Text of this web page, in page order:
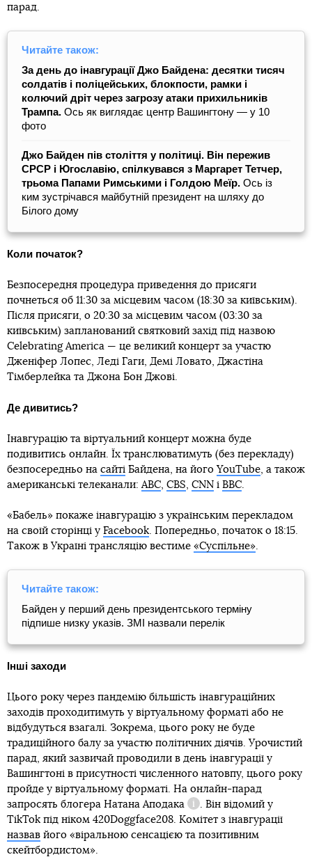
парад.
Читайте також:
За день до інавгурації Джо Байдена: десятки тисяч
солдатів і поліцейських, блокпости, рамки і
колючий дріт через загрозу атаки прихильників
Трампа. Ось як виглядає центр Вашингтону — у 10
фото
Джо Байден пів століття у політиці. Він пережив
СРСР і Югославію, спілкувався з Маргарет Тетчер,
трьома Папами Римськими і Голдою Меїр. Ось із
ким зустрічався майбутній президент на шляху до
Білого дому
Коли початок?
Безпосередня процедура приведення до присяги
почнеться об 11:30 за місцевим часом (18:30 за київським).
Після присяги, о 20:30 за місцевим часом (03:30 за
київським) запланований святковий захід під назвою
Celebrating America — це великий концерт за участю
Дженіфер Лопес, Леді Гаги, Демі Ловато, Джастіна
Тімберлейка та Джона Бон Джові.
Де дивитись?
Інавгурацію та віртуальний концерт можна буде
подивитись онлайн. Їх транслюватимуть (без перекладу)
безпосередньо на сайті Байдена, на його YouTube, а також
американські телеканали:ABC, CBS, CNN і BBC.
«Бабель» покаже інавгурацію з українським перекладом
на своїй сторінці у Facebook. Попередньо, початок о 18:15.
Також в Україні трансляцію вестиме «Суспільне».
Читайте також:
Байден у перший день президентського терміну
підпише низку указів. ЗМІ назвали перелік
Інші заходи
Цього року через пандемію більшість інавгураційних
заходів проходитимуть у віртуальному форматі або не
відбудуться взагалі. Зокрема, цього року не буде
традиційного балу за участю політичних діячів. Урочистий
парад, який зазвичай проводили в день інавгурації у
Вашингтоні в присутності численного натовпу, цього року
пройде у віртуальному форматі. На онлайн-парад
запросять блогера Натана Аподака
Довідка
відео
. Він відомий у
TikTok під ніком 420Doggface208. Комітет з інавгурації
назвав його «віральною сенсацією та позитивним
скейтбордистом».